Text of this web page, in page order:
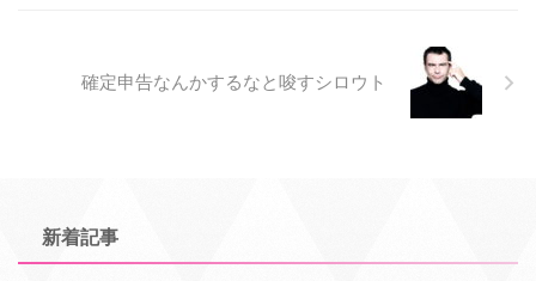
確定申告なんかするなと唆すシロウト
新着記事